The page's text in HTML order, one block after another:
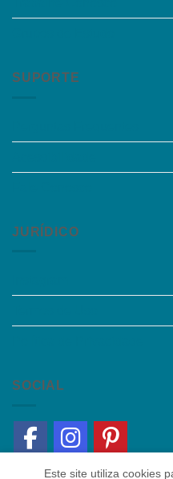
SUPORTE
JURÍDICO
SOCIAL
Este site utiliza cookies